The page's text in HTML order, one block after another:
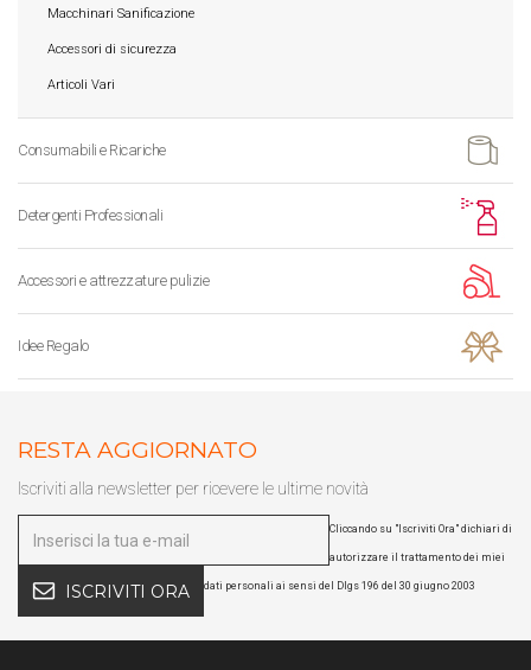
Macchinari Sanificazione
Accessori di sicurezza
Articoli Vari
Consumabili e Ricariche
Detergenti Professionali
Accessori e attrezzature pulizie
Idee Regalo
RESTA AGGIORNATO
Iscriviti alla newsletter per ricevere le ultime novità
ISCRIVITI ORA
Cliccando su "Iscriviti Ora" dichiari di
autorizzare il trattamento dei miei
dati personali ai sensi del Dlgs 196 del 30 giugno 2003